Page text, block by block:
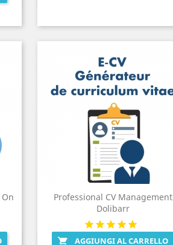
Professional CV Management
Dolibarr
 AGGIUNGI AL CARRELLO